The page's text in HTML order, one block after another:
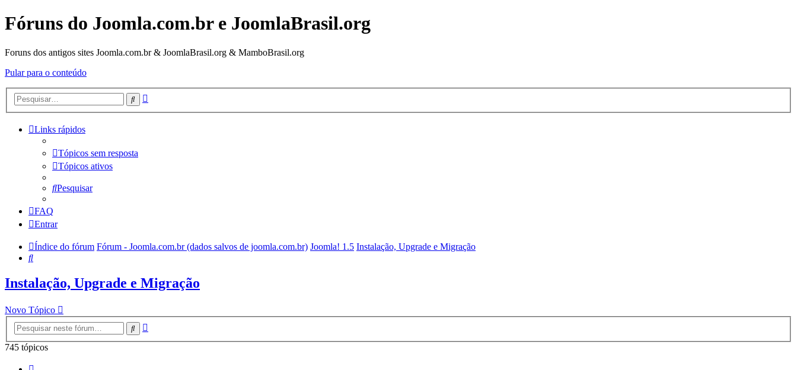
Fóruns do Joomla.com.br e JoomlaBrasil.org
Foruns dos antigos sites Joomla.com.br & JoomlaBrasil.org & MamboBrasil.org
Pular para o conteúdo
Pesquisar
Links rápidos
Tópicos sem resposta
Tópicos ativos
Pesquisar
FAQ
Entrar
Índice do fórum Fórum - Joomla.com.br (dados salvos de joomla.com.br) Joomla! 1.5 Instalação, Upgrade e Migração
Pesquisar
Instalação, Upgrade e Migração
Novo Tópico
Pesquisar
745 tópicos